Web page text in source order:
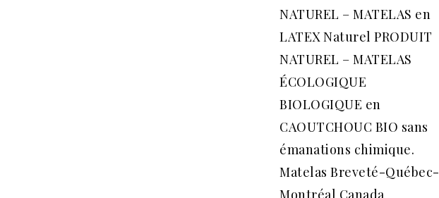
NATUREL – MATELAS en
LATEX Naturel PRODUIT
NATUREL – MATELAS
ÉCOLOGIQUE
BIOLOGIQUE en
CAOUTCHOUC BIO sans
émanations chimique.
Matelas Breveté-Québec-
Montréal Canada